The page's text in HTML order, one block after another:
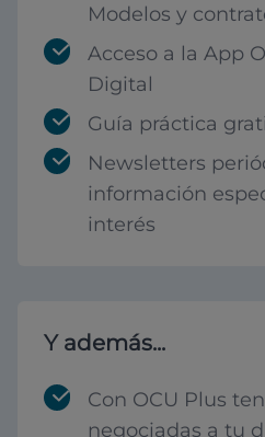
Modelos y
Acceso a la App
Digital
Guía práctica
Newsletters
información
interés
Y además...
Con OCU Plus
negociadas a tu